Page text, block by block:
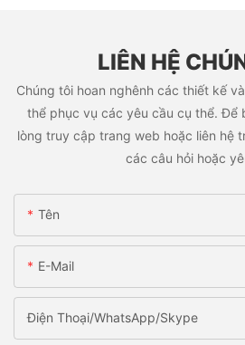
LIÊN HỆ
Chúng tôi hoan nghênh các thiết kế
thể phục vụ các yêu cầu cụ thể. Để
lòng truy cập trang web hoặc liên hệ
các câu hỏi hoặc
Tên
E-Mail
Điện Thoại/WhatsApp/Skype